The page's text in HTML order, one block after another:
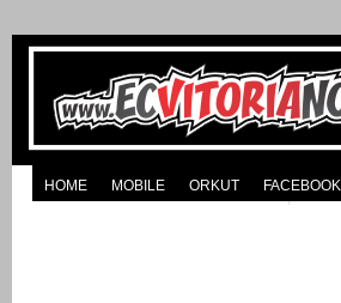
HOME MOBILE ORKUT FACEBOOK